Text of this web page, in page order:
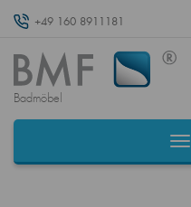
+49 160 8911181
Badmöbel